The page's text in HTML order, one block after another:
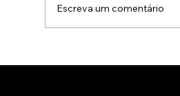
Escreva um comentário